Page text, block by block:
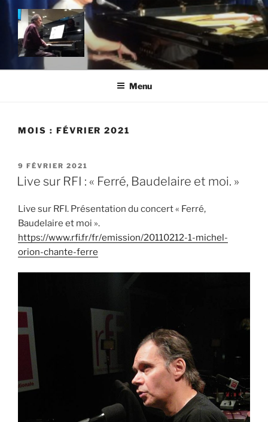
Aller
contenu
principal
MICHEL ORION SITE OFFICIEL
Un site utilisant WordPress
Menu
MOIS : FÉVRIER 2021
PUBLIÉ
LE
9 FÉVRIER 2021
Live sur RFI : « Ferré, Baudelaire et moi. »
Live sur RFI. Présentation du concert « Ferré,
Baudelaire et moi ».
https://www.rfi.fr/fr/emission/20110212-1-michel-
orion-chante-ferre